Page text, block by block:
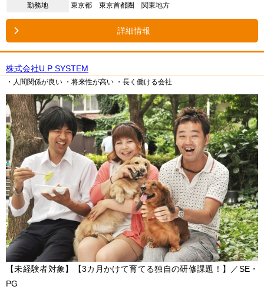
勤務地 東京都 東京首都圏 関東地方
詳細情報
株式会社U.P SYSTEM
・人間関係が良い ・将来性が高い ・長く働ける会社
【未経験者対象】【3カ月かけて育てる独自の研修課題！】／SE・
PG